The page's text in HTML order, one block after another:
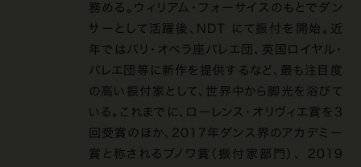
務める。ウィリアム・フォーサイスのもとでダン
サーとして活躍後、NDT にて振付を開始。近
年ではパリ・オペラ座バレエ団、英国ロイヤル・
バレエ団等に新作を提供するなど、最も注目度
の高い振付家として、世界中から脚光を浴びて
いる。これまでに、ローレンス・オリヴィエ賞を3
回受賞のほか、2017年ダンス界のアカデミー
賞と称されるブノワ賞（振付家部門）、 2019